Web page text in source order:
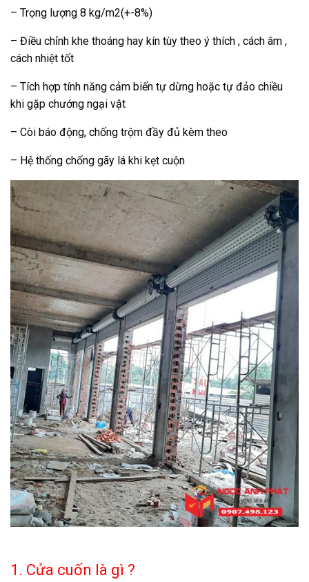
– Trọng lượng 8 kg/m2(+-8%)
– Điều chỉnh khe thoáng hay kín tùy theo ý thích , cách âm ,
cách nhiệt tốt
– Tích hợp tính năng cảm biến tự dừng hoặc tự đảo chiều
khi gặp chướng ngại vật
– Còi báo động, chống trộm đầy đủ kèm theo
– Hệ thống chống gãy lá khi kẹt cuộn
1. Cửa cuốn là gì ?